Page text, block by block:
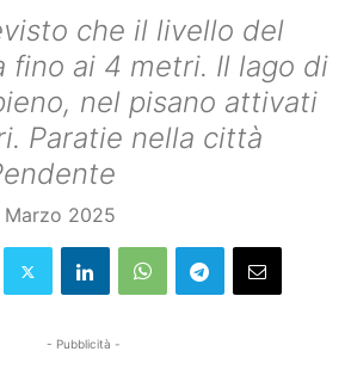
che il livello del
fino ai 4 metri. Il lago di
nel pisano attivati
Paratie nella città
Marzo 2025
- Pubblicità -